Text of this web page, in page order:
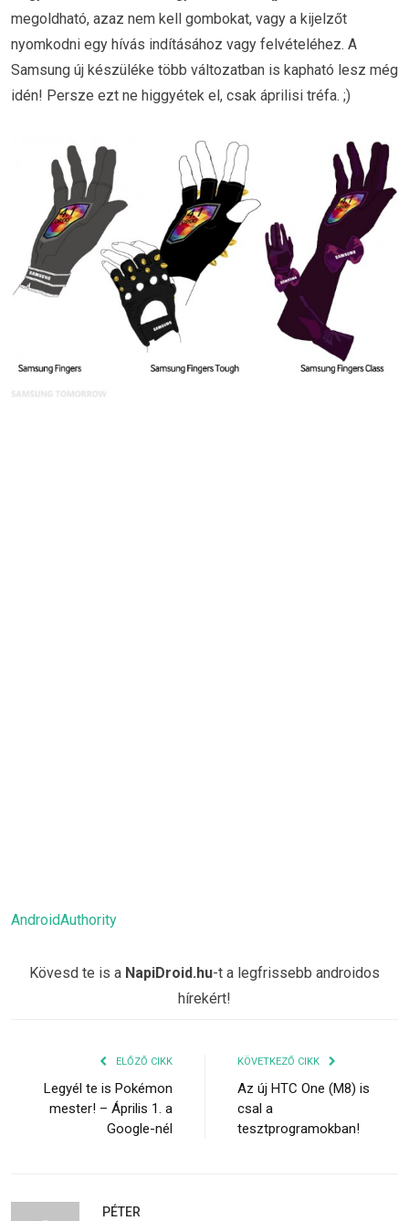
megoldható, azaz nem kell gombokat, vagy a kijelzőt
nyomkodni egy hívás indításához vagy felvételéhez. A
Samsung új készüléke több változatban is kapható lesz még
idén! Persze ezt ne higgyétek el, csak áprilisi tréfa. ;)
AndroidAuthority
Kövesd te is a NapiDroid.hu-t a legfrissebb androidos
hírekért!
ELŐZŐ CIKK
Legyél te is Pokémon
mester! – Április 1. a
Google-nél
KÖVETKEZŐ CIKK
Az új HTC One (M8) is
csal a
tesztprogramokban!
PÉTER